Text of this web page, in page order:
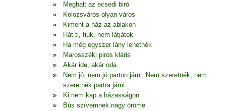
Meghalt az ecsedi biró
Kolozsváros olyan város
Kiment a ház az ablakon
Hát ti, fiúk, nem látjátok
Ha még egyszer lány lehetnék
Marosszéki piros kláris
Akár ide, akár oda
Nem jó, nem jó parton járni; Nem szeretnék, nem
szeretnék partra járni
Ki nem kap a házasságon
Bús szívemnek nagy öröme